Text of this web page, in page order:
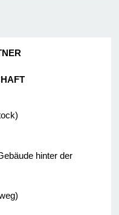
hinter der